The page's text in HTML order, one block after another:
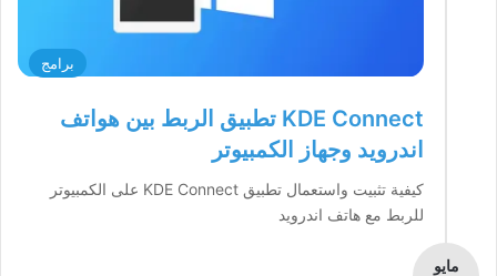
برامج
KDE Connect تطبيق الربط بين هواتف
اندرويد وجهاز الكمبيوتر
كيفية تثبيت واستعمال تطبيق KDE Connect على الكمبيوتر
للربط مع هاتف اندرويد
مايو